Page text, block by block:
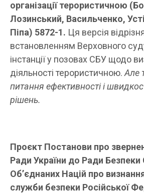
організації терористичною
Лозинський, Васильченко,
Піпа) 5872-1. Ця версія
встановленням Верховного
інстанції у позовах СБУ щодо
діяльності терористичною. Але
питання ефективності і
рішень.
Проєкт Постанови про
Ради України до Ради Безпеки
Об’єднаних Націй про
служби безпеки Російської